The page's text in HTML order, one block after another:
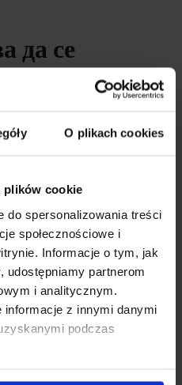
O plikach cookies
plików cookie
do spersonalizowania treści
społecznościowe i
Informacje o tym, jak
partnerom
i analitycznym.
informacje z innymi danymi
podczas
да се
за добавяне на
колаген
бръчки и кожата губи
mgрибен колаген
има положителен ефект
кожата
. Колагенът